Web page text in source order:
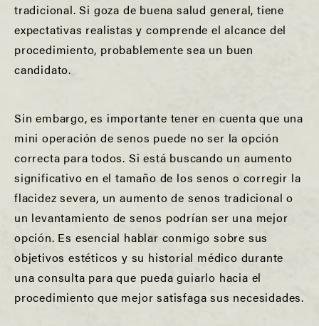
tradicional. Si goza de buena salud general, tiene
expectativas realistas y comprende el alcance del
procedimiento, probablemente sea un buen
candidato.
Sin embargo, es importante tener en cuenta que una
mini operación de senos puede no ser la opción
correcta para todos. Si está buscando un aumento
significativo en el tamaño de los senos o corregir la
flacidez severa, un aumento de senos tradicional o
un levantamiento de senos podrían ser una mejor
opción. Es esencial hablar conmigo sobre sus
objetivos estéticos y su historial médico durante
una consulta para que pueda guiarlo hacia el
procedimiento que mejor satisfaga sus necesidades.